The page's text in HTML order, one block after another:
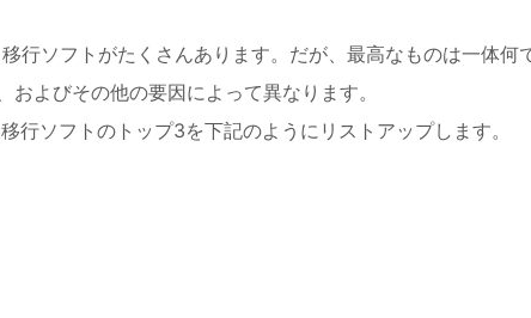
行ソフトがたくさんあります。だが、最高なものは一体何
よびその他の要因によって異なります。
ソフトのトップ3を下記のようにリストアップします。